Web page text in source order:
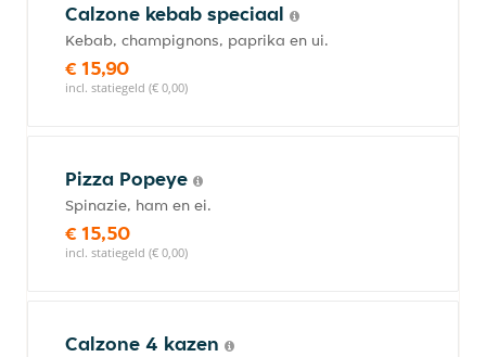
Calzone kebab speciaal
Kebab, champignons, paprika en ui.
€ 15,90
incl. statiegeld (€ 0,00)
Pizza Popeye
Spinazie, ham en ei.
€ 15,50
incl. statiegeld (€ 0,00)
Calzone 4 kazen